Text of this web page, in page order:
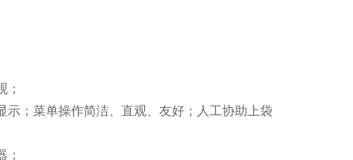
；
；菜单操作简洁、直观、友好；人工协助上袋
；